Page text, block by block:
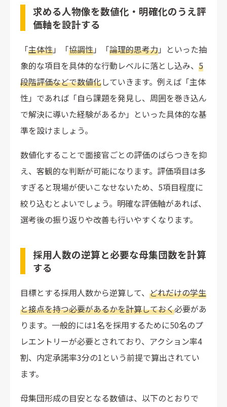
求める人物像を数値化・明確化のうえ評
価軸を設計する
「主体性」「協調性」「論理的思考力」といった抽
象的な項目を具体的な行動レベルに落とし込み、 5
段階評価などで数値化していきます。例えば「主体
性」であれば「自ら課題を発見し、周囲を巻き込ん
で解決に導いた経験があるか」といった具体的な基
準を設けましょう。
数値化することで面接官ごとの評価のばらつきを抑
え、客観的な判断が可能になります。評価項目は多
すぎると現場が使いこなせないため、5項目程度に
絞り込むとよいでしょう。明確な評価軸があれば、
選考後の振り返りや改善も行いやすくなります。
採用人数の逆算と必要な母集団数を計算
する
目標とする採用人数から逆算して、 どれだけの学生
と接点を持つ必要があるかを計算しておく必要があ
ります。一般的には1名を採用するために50名のプ
レエントリーが必要とされており、アクション率4
割、内定承諾率3分の1という前提で算出されてい
ます。
母集団形成の目安となる数値は、以下のとおりで